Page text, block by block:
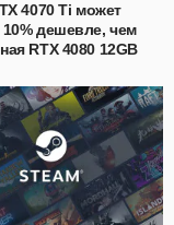
4070 Ti может
дешевле, чем
RTX 4080 12GB